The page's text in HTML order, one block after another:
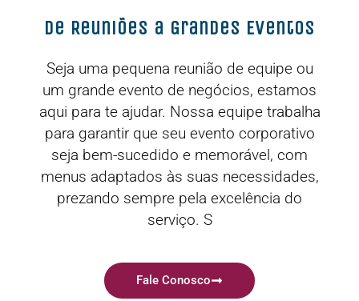
De Reuniões a Grandes Eventos
Seja uma pequena reunião de equipe ou
um grande evento de negócios, estamos
aqui para te ajudar. Nossa equipe trabalha
para garantir que seu evento corporativo
seja bem-sucedido e memorável, com
menus adaptados às suas necessidades,
prezando sempre pela excelência do
serviço. S
Fale Conosco